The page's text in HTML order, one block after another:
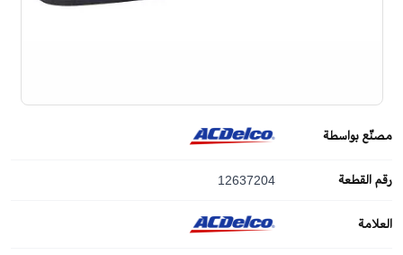
مصنّع بواسطة
رقم القطعة 12637204
العلامة